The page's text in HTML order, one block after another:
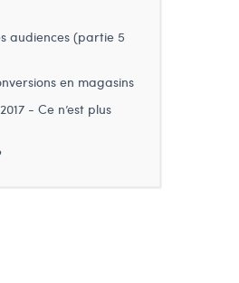
audiences (partie 5
en magasins
- Ce n’est plus